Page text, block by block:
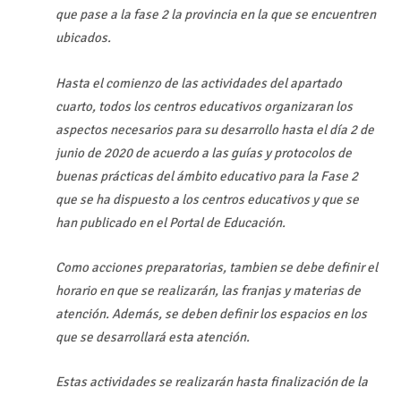
que pase a la fase 2 la provincia en la que se encuentren
ubicados.
Hasta el comienzo de las actividades del apartado
cuarto, todos los centros educativos organizaran los
aspectos necesarios para su desarrollo hasta el día 2 de
junio de 2020 de acuerdo a las guías y protocolos de
buenas prácticas del ámbito educativo para la Fase 2
que se ha dispuesto a los centros educativos y que se
han publicado en el Portal de Educación.
Como acciones preparatorias, tambien se debe definir el
horario en que se realizarán, las franjas y materias de
atención. Además, se deben definir los espacios en los
que se desarrollará esta atención.
Estas actividades se realizarán hasta finalización de la